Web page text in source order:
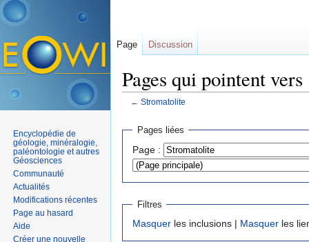
Pages qui pointent
← Stromatolite
Pages liées
Page :
Filtres
Masquer les inclusions | Masquer les
Page Discussion
Encyclopédie de
géologie, minéralogie,
paléontologie et autres
Géosciences
Communauté
Actualités
Modifications récentes
Page au hasard
Aide
Créer une nouvelle